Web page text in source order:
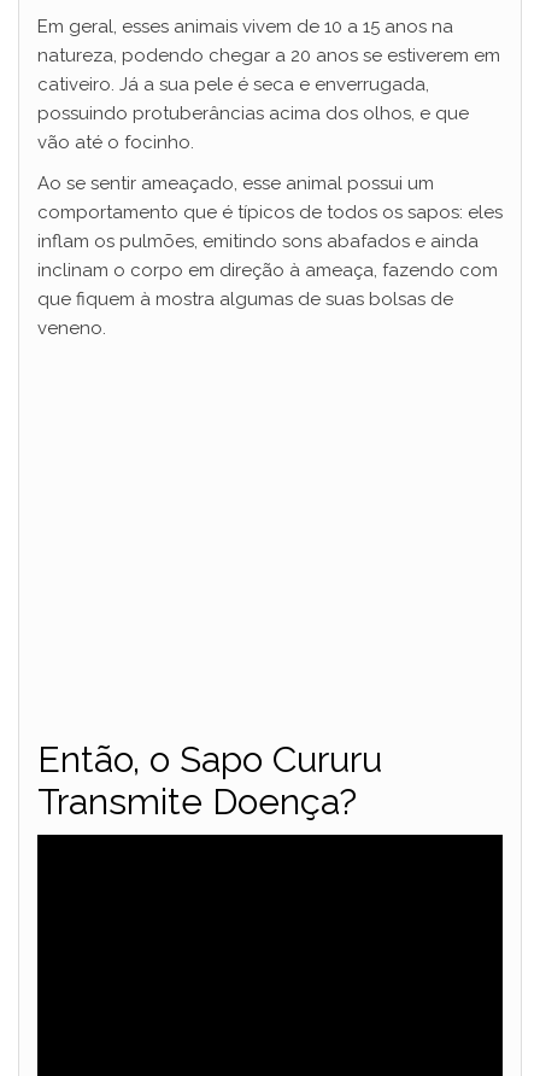
Em geral, esses animais vivem de 10 a 15 anos na
natureza, podendo chegar a 20 anos se estiverem em
cativeiro. Já a sua pele é seca e enverrugada,
possuindo protuberâncias acima dos olhos, e que
vão até o focinho.
Ao se sentir ameaçado, esse animal possui um
comportamento que é típicos de todos os sapos: eles
inflam os pulmões, emitindo sons abafados e ainda
inclinam o corpo em direção à ameaça, fazendo com
que fiquem à mostra algumas de suas bolsas de
veneno.
Então, o Sapo Cururu
Transmite Doença?